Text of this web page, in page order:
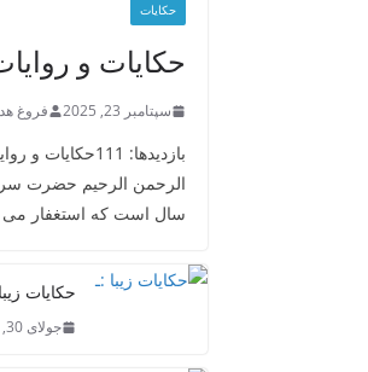
حکایات
حکایات و
سپتامبر 23, 2025 فروغ
بازدیدها:
الرحمن الرحیم
سال است که استغفار می
حکایات
جولای 30, 2025